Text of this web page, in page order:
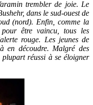
trembler de joie. Le
dans le sud-ouest de
(nord). Enfin, comme la
être vaincu, tous les
rouge. Les jeunes de
en découdre. Malgré des
réussi à se éloigner